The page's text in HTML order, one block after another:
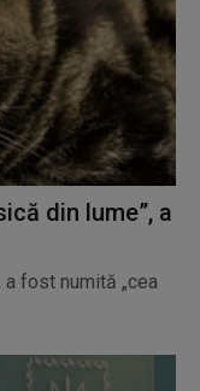
din lume”, a
fost numită „cea